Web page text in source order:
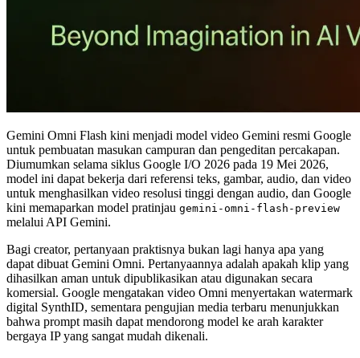
Gemini Omni Flash kini menjadi model video Gemini resmi Google
untuk pembuatan masukan campuran dan pengeditan percakapan.
Diumumkan selama siklus Google I/O 2026 pada 19 Mei 2026,
model ini dapat bekerja dari referensi teks, gambar, audio, dan video
untuk menghasilkan video resolusi tinggi dengan audio, dan Google
kini memaparkan model pratinjau gemini-omni-flash-preview
melalui API Gemini.
Bagi creator, pertanyaan praktisnya bukan lagi hanya apa yang
dapat dibuat Gemini Omni. Pertanyaannya adalah apakah klip yang
dihasilkan aman untuk dipublikasikan atau digunakan secara
komersial. Google mengatakan video Omni menyertakan watermark
digital SynthID, sementara pengujian media terbaru menunjukkan
bahwa prompt masih dapat mendorong model ke arah karakter
bergaya IP yang sangat mudah dikenali.